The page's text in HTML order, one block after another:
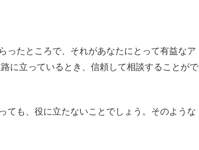
ったところで、それがあなたにとって有益なア
に立っているとき、信頼して相談することがで
ても、役に立たないことでしょう。そのような